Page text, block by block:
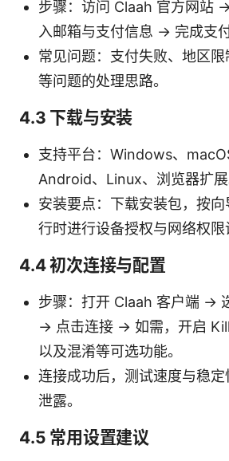
步骤：访问 Claah 官方网站
入邮箱与支付信息 → 完成支
常见问题：支付失败、地区
等问题的处理思路。
4.3 下载与安装
支持平台：Windows、
Android、Linux、浏览器扩展
安装要点：下载安装包，按
行时进行设备授权与网络权限
4.4 初次连接与配置
步骤：打开 Claah 客户端 →
→ 点击连接 → 如需，开启
以及混淆等可选功能。
连接成功后，测试速度与稳
泄露。
4.5 常用设置建议